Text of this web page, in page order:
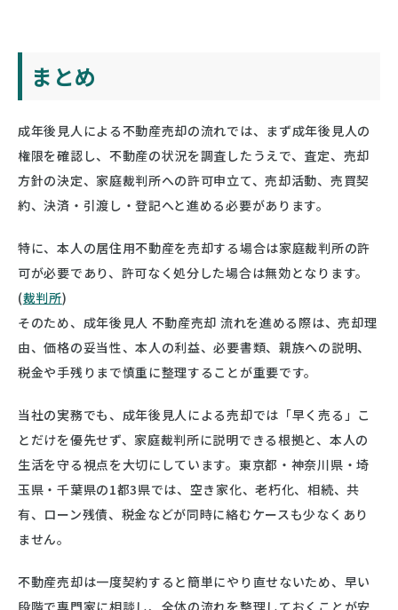
まとめ
成年後見人による不動産売却の流れでは、まず成年後見人の
権限を確認し、不動産の状況を調査したうえで、査定、売却
方針の決定、家庭裁判所への許可申立て、売却活動、売買契
約、決済・引渡し・登記へと進める必要があります。
特に、本人の居住用不動産を売却する場合は家庭裁判所の許
可が必要であり、許可なく処分した場合は無効となります。
(裁判所)
そのため、成年後見人 不動産売却 流れを進める際は、売却理
由、価格の妥当性、本人の利益、必要書類、親族への説明、
税金や手残りまで慎重に整理することが重要です。
当社の実務でも、成年後見人による売却では「早く売る」こ
とだけを優先せず、家庭裁判所に説明できる根拠と、本人の
生活を守る視点を大切にしています。東京都・神奈川県・埼
玉県・千葉県の1都3県では、空き家化、老朽化、相続、共
有、ローン残債、税金などが同時に絡むケースも少なくあり
ません。
不動産売却は一度契約すると簡単にやり直せないため、早い
段階で専門家に相談し、全体の流れを整理しておくことが安